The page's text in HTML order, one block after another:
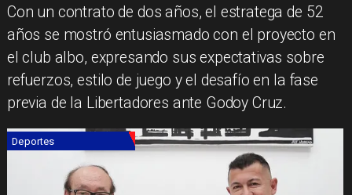
Con un contrato de dos años, el estratega de 52
años se mostró entusiasmado con el proyecto en
el club albo, expresando sus expectativas sobre
refuerzos, estilo de juego y el desafío en la fase
previa de la Libertadores ante Godoy Cruz.
Deportes